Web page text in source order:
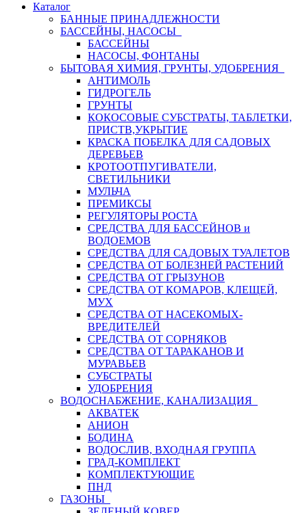
Каталог
БАННЫЕ ПРИНАДЛЕЖНОСТИ
БАССЕЙНЫ, НАСОСЫ
БАССЕЙНЫ
НАСОСЫ, ФОНТАНЫ
БЫТОВАЯ ХИМИЯ, ГРУНТЫ, УДОБРЕНИЯ
АНТИМОЛЬ
ГИДРОГЕЛЬ
ГРУНТЫ
КОКОСОВЫЕ СУБСТРАТЫ, ТАБЛЕТКИ,
ПРИСТВ,УКРЫТИЕ
КРАСКА ПОБЕЛКА ДЛЯ САДОВЫХ
ДЕРЕВЬЕВ
КРОТООТПУГИВАТЕЛИ,
СВЕТИЛЬНИКИ
МУЛЬЧА
ПРЕМИКСЫ
РЕГУЛЯТОРЫ РОСТА
СРЕДСТВА ДЛЯ БАССЕЙНОВ и
ВОДОЕМОВ
СРЕДСТВА ДЛЯ САДОВЫХ ТУАЛЕТОВ
СРЕДСТВА ОТ БОЛЕЗНЕЙ РАСТЕНИЙ
СРЕДСТВА ОТ ГРЫЗУНОВ
СРЕДСТВА ОТ КОМАРОВ, КЛЕЩЕЙ,
МУХ
СРЕДСТВА ОТ НАСЕКОМЫХ-
ВРЕДИТЕЛЕЙ
СРЕДСТВА ОТ СОРНЯКОВ
СРЕДСТВА ОТ ТАРАКАНОВ И
МУРАВЬЕВ
СУБСТРАТЫ
УДОБРЕНИЯ
ВОДОСНАБЖЕНИЕ, КАНАЛИЗАЦИЯ
АКВАТЕК
АНИОН
БОДИНА
ВОДОСЛИВ, ВХОДНАЯ ГРУППА
ГРАД-КОМПЛЕКТ
КОМПЛЕКТУЮЩИЕ
ПНД
ГАЗОНЫ